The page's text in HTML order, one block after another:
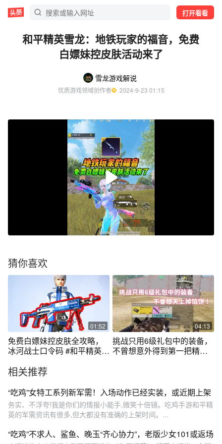
打开看看
和平精英雪龙：地铁玩家的福音，免费
白嫖妹控皮肤活动来了
雪龙游戏解说
优质游戏领域创作者
  2024-9-23 01:15
猜你喜欢
01:52
免费白嫖妹控皮肤全攻略，
冰河战士口令码 #和平精英赏
04:13
挑战只用6级礼包中的装备，
不曾想意外得到第一把精制
相关推荐
“吃鸡”女特工系列新军需！入场动作已经实装，或近期上架
务实、不浮夸!我是你们的情报小能手,微笑十倍镜。吃鸡手游和平精
英的军需资讯有很多,但大都没有准确的上架时间。...
“吃鸡”不求人、鲨鱼、晚玉“齐心协力”，老版少女101或返场